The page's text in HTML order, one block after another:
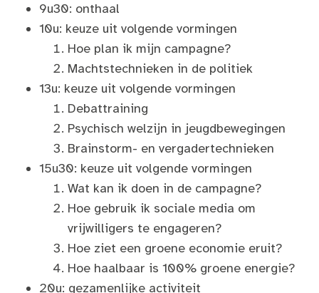
9u30: onthaal
10u: keuze uit volgende vormingen
Hoe plan ik mijn campagne?
Machtstechnieken in de politiek
13u: keuze uit volgende vormingen
Debattraining
Psychisch welzijn in jeugdbewegingen
Brainstorm- en vergadertechnieken
15u30: keuze uit volgende vormingen
Wat kan ik doen in de campagne?
Hoe gebruik ik sociale media om
vrijwilligers te engageren?
Hoe ziet een groene economie eruit?
Hoe haalbaar is 100% groene energie?
20u: gezamenlijke activiteit